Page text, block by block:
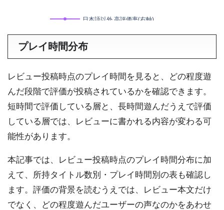
プレイ時間分布
レビュー投稿時点のプレイ時間を見ると、どの程度遊
んだ段階で評価が投稿されているかを確認できます。
短時間で評価している層と、長時間遊んだうえで評価
している層では、レビューに書かれる内容が変わる可
能性があります。
本記事では、レビュー投稿時点のプレイ時間分布に加
えて、所持タイトル数別・プレイ時間別の表も確認し
ます。評価の背景を読むうえでは、レビュー本文だけ
でなく、どの程度遊んだユーザーの声なのかをあわせ